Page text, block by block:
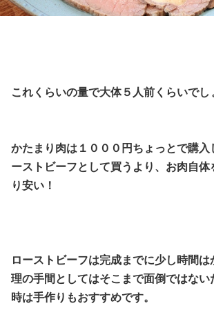
これくらいの量で大体５人前くらいでし
かたまり肉は１０００円ちょっとで購入
ーストビーフとして買うより、お肉自体
り安い！
ローストビーフは完成までに少し時間は
理の手間としてはそこまで面倒ではない
時は手作りもおすすめです。